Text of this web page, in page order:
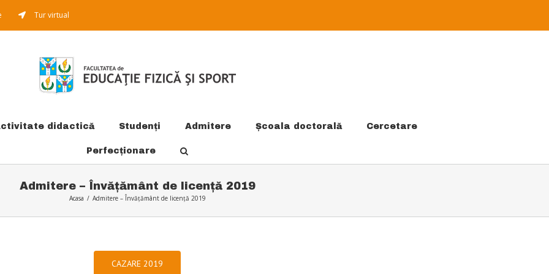
Tur virtual
didactică Studenți Admitere Şcoala doctorală Cercetare
Perfecționare
Admitere – Învățământ de licență 2019
Acasa / Admitere – Învățământ de licență 2019
CAZARE 2019